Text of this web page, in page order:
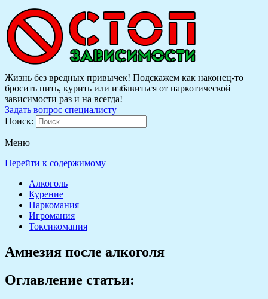
Жизнь без вредных привычек! Подскажем как наконец-то
бросить пить, курить или избавиться от наркотической
зависимости раз и на всегда!
Задать вопрос специалисту
Поиск:
Меню
Перейти к содержимому
Алкоголь
Курение
Наркомания
Игромания
Токсикомания
Амнезия после алкоголя
Оглавление статьи: